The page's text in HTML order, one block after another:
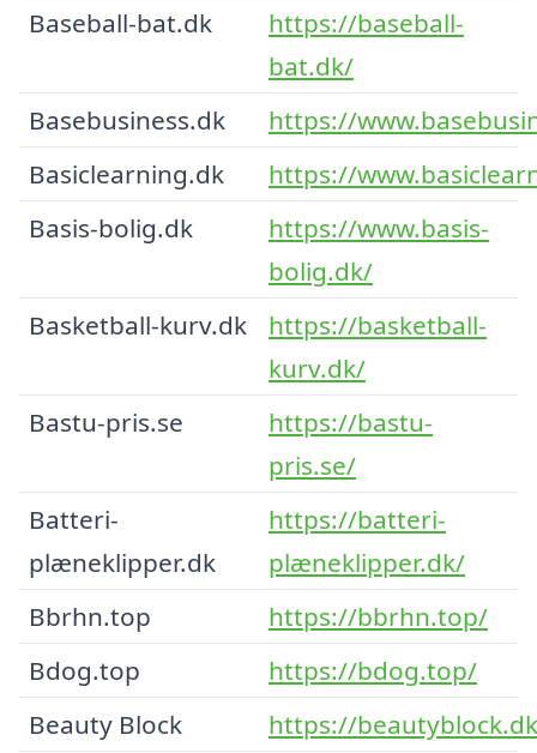
Baseball-bat.dk
https://baseball-
bat.dk/
Basebusiness.dk
https://
Basiclearning.dk
https://
Basis-bolig.dk
https://www.basis-
bolig.dk/
Basketball-kurv.dk
https://basketball-
kurv.dk/
Bastu-pris.se
https://bastu-
pris.se/
Batteri-
plæneklipper.dk
https://batteri-
plæneklipper.dk/
Bbrhn.top
https://bbrhn.top/
Bdog.top
https://bdog.top/
Beauty Block
https://